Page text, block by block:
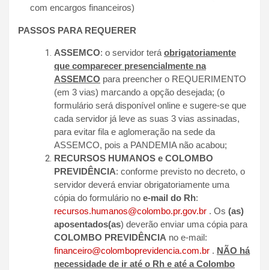
com encargos financeiros)
PASSOS PARA REQUERER
ASSEMCO: o servidor terá obrigatoriamente
que comparecer presencialmente na
ASSEMCO para preencher o REQUERIMENTO
(em 3 vias) marcando a opção desejada; (o
formulário será disponível online e sugere-se que
cada servidor já leve as suas 3 vias assinadas,
para evitar fila e aglomeração na sede da
ASSEMCO, pois a PANDEMIA não acabou;
RECURSOS HUMANOS e COLOMBO
PREVIDÊNCIA: conforme previsto no decreto, o
servidor deverá enviar obrigatoriamente uma
cópia do formulário no e-mail do Rh:
recursos.humanos@colombo.pr.gov.br . Os (as)
aposentados(as) deverão enviar uma cópia para
COLOMBO PREVIDÊNCIA no e-mail:
financeiro@colomboprevidencia.com.br . NÃO há
necessidade de ir até o Rh e até a Colombo